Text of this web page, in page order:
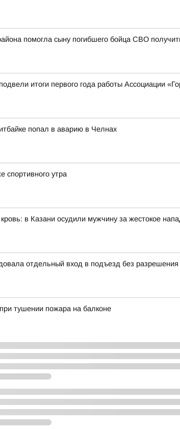
помогла сыну погибшего бойца СВО
итоги первого года работы Ассоциации
попал в аварию в Челнах
спортивного утра
в Казани осудили мужчину за жестокое
отдельный вход в подъезд без разрешения
тушении пожара на балконе